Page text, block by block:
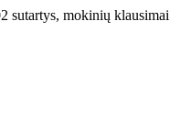
sutartys, mokinių klausimai